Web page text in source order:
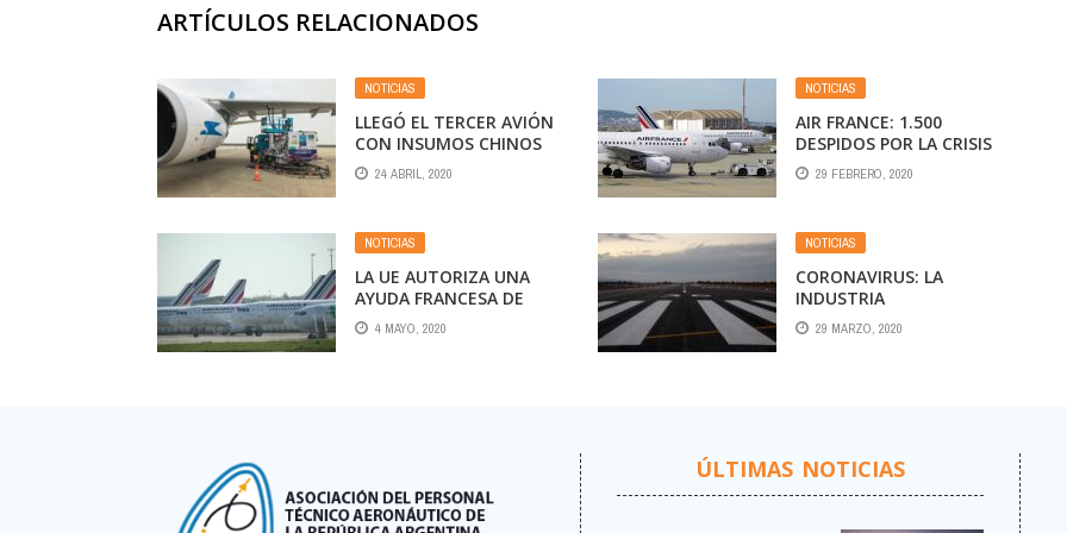
ARTÍCULOS RELACIONADOS
NOTICIAS
LLEGÓ EL TERCER AVIÓN
CON INSUMOS CHINOS
PARA ARGENTINA
24 ABRIL, 2020
NOTICIAS
AIR FRANCE: 1.500
DESPIDOS POR LA CRISIS
DEL CORONAVIRUS
CHINO
29 FEBRERO, 2020
NOTICIAS
LA UE AUTORIZA UNA
AYUDA FRANCESA DE
7.000 MILLONES DE
EUROS A AIR FRANCE
4 MAYO, 2020
NOTICIAS
CORONAVIRUS: LA
INDUSTRIA
AEROPORTUARIA ESTIMA
PERDER INGRESOS POR
29 MARZO, 2020
ÚLTIMAS NOTICIAS